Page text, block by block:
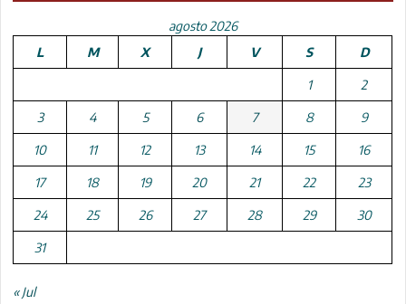
agosto 2026
L
M X J V S D
1 2
3 4 5 6 7 8 9
10 11 12 13 14 15 16
17 18 19 20 21 22 23
24 25 26 27 28 29 30
31
« Jul